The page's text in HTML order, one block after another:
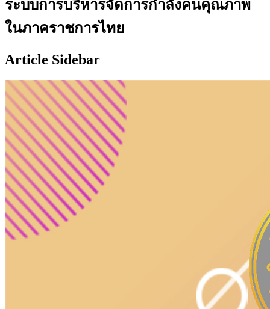
ระบบการบริหารจัดการกำลังคนคุณภาพ
ในภาคราชการไทย
Article Sidebar